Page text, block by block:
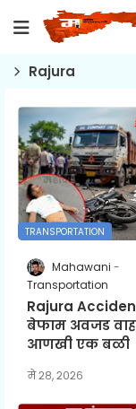
Rajura
TRANSPORTATION
Mahawani
Transportation
Rajura
बेफाम अवजड
आणखी एक बळी
मे २८, २०२६